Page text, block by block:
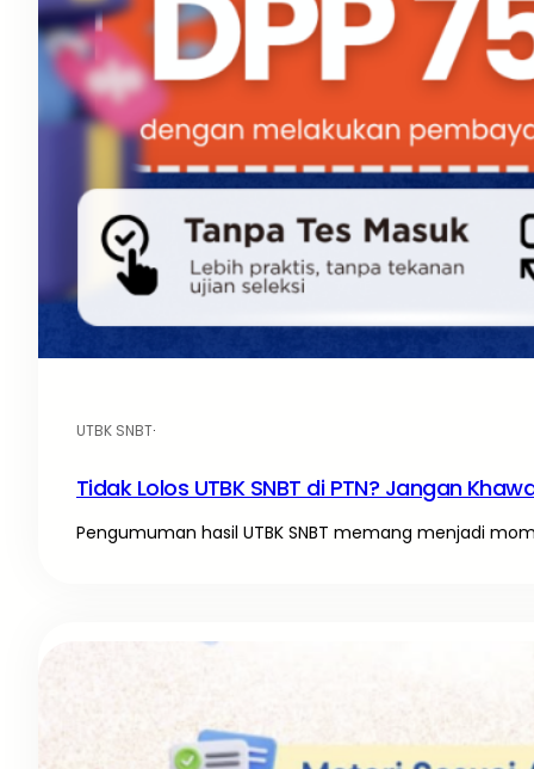
UTBK SNBT·
Tidak Lolos UTBK SNBT di PTN? Jangan
Pengumuman hasil UTBK SNBT memang menjadi